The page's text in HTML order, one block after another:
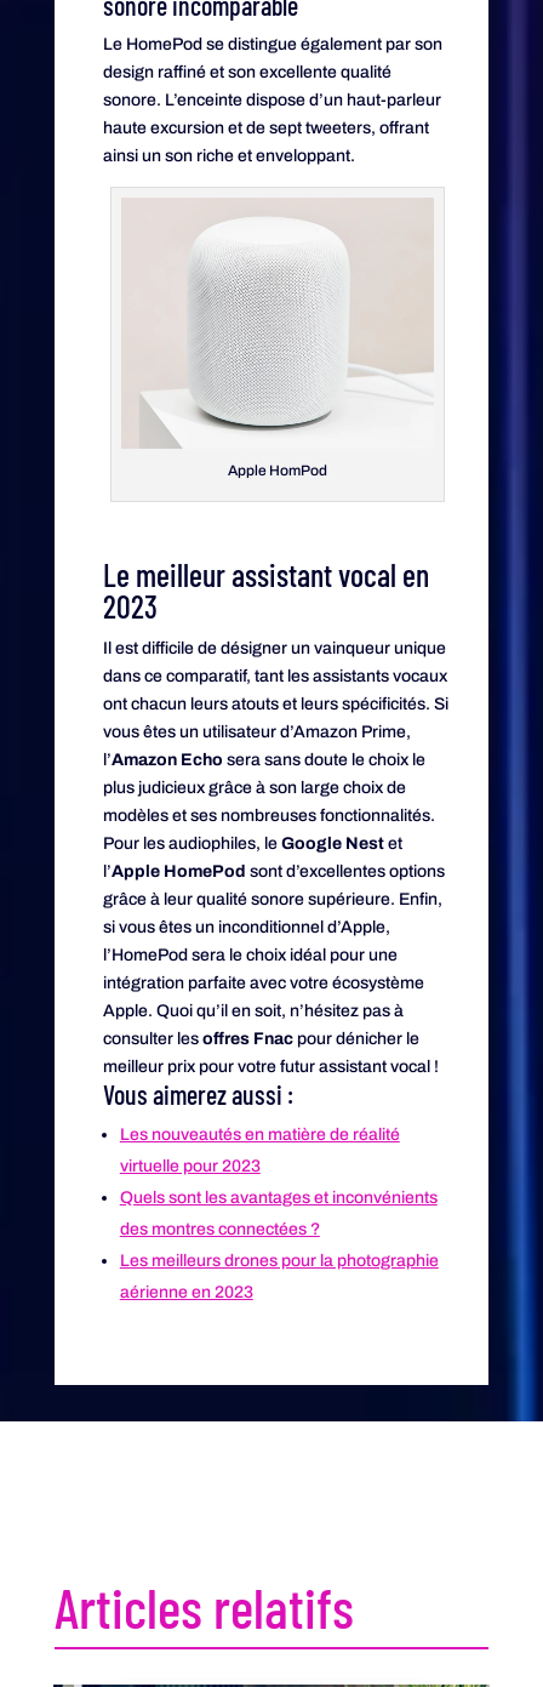
Le HomePod se distingue également par son
design raffiné et son excellente qualité
sonore. L’enceinte dispose d’un haut-parleur
haute excursion et de sept tweeters, offrant
ainsi un son riche et enveloppant.
Apple HomPod
Le meilleur assistant vocal en
2023
Il est difficile de désigner un vainqueur unique
dans ce comparatif, tant les assistants vocaux
ont chacun leurs atouts et leurs spécificités. Si
vous êtes un utilisateur d’Amazon Prime,
l’Amazon Echo sera sans doute le choix le
plus judicieux grâce à son large choix de
modèles et ses nombreuses fonctionnalités.
Pour les audiophiles, le Google Nestet
l’Apple HomePod sont d’excellentes options
grâce à leur qualité sonore supérieure. Enfin,
si vous êtes un inconditionnel d’Apple,
l’HomePod sera le choix idéal pour une
intégration parfaite avec votre écosystème
Apple. Quoi qu’il en soit, n’hésitez pas à
consulter les offres Fnacpour dénicher le
meilleur prix pour votre futur assistant vocal !
Vous aimerez aussi :
Les nouveautés en matière de réalité
virtuelle pour 2023
Quels sont les avantages et inconvénients
des montres connectées ?
Les meilleurs drones pour la photographie
aérienne en 2023
Articles relatifs